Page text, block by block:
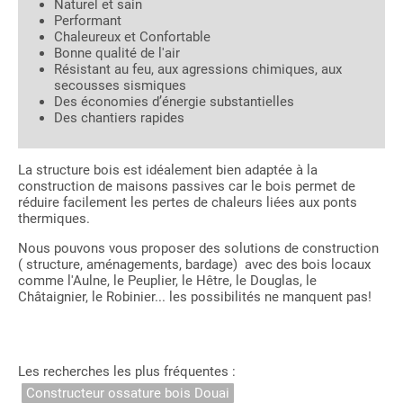
Naturel et sain
Performant
Chaleureux et Confortable
Bonne qualité de l'air
Résistant au feu, aux agressions chimiques, aux
secousses sismiques
Des économies d’énergie substantielles
Des chantiers rapides
La structure bois est idéalement bien adaptée à la
construction de maisons passives car le bois permet de
réduire facilement les pertes de chaleurs liées aux ponts
thermiques.
Nous pouvons vous proposer des solutions de construction
( structure, aménagements, bardage) avec des bois locaux
comme l'Aulne, le Peuplier, le Hêtre, le Douglas, le
Châtaignier, le Robinier... les possibilités ne manquent pas!
Les recherches les plus fréquentes :
Constructeur ossature bois Douai